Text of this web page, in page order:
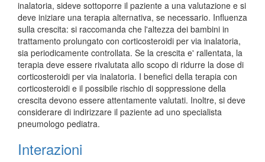
inalatoria, sideve sottoporre il paziente a una valutazione e si
deve iniziare una terapia alternativa, se necessario. Influenza
sulla crescita: si raccomanda che l'altezza dei bambini in
trattamento prolungato con corticosteroidi per via inalatoria,
sia periodicamente controllata. Se la crescita e' rallentata, la
terapia deve essere rivalutata allo scopo di ridurre la dose di
corticosteroidi per via inalatoria. I benefici della terapia con
corticosteroidi e il possibile rischio di soppressione della
crescita devono essere attentamente valutati. Inoltre, si deve
considerare di indirizzare il paziente ad uno specialista
pneumologo pediatra.
Interazioni